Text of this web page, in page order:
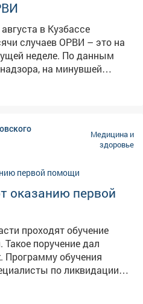
в Кузбассе
случаев ОРВИ – это на
По данным
на минувшей
зарегистрировано 3,9
вирусных
специалисты
материал от 181 больного с
фактор установлен
Вирусы гриппа в
Медицина и
здоровье
оказанию первой
проходят обучение
поручение дал
по ликвидации
городской библиотеки.